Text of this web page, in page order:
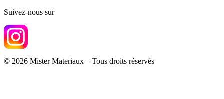
Suivez-nous sur
© 2026 Mister Materiaux – Tous droits réservés